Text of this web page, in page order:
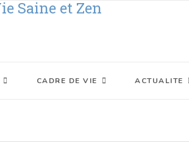
CADRE DE VIE ACTUALITE